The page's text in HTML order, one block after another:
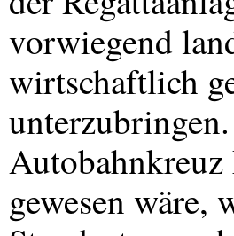
vorwiegend
wirtschaftlich
gewesen wäre,